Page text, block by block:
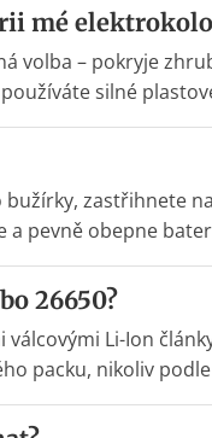
mé
volba – pokryje
silné
bužírky, zastřihnete
a pevně obepne
26650?
Li-Ion
packu, nikoliv